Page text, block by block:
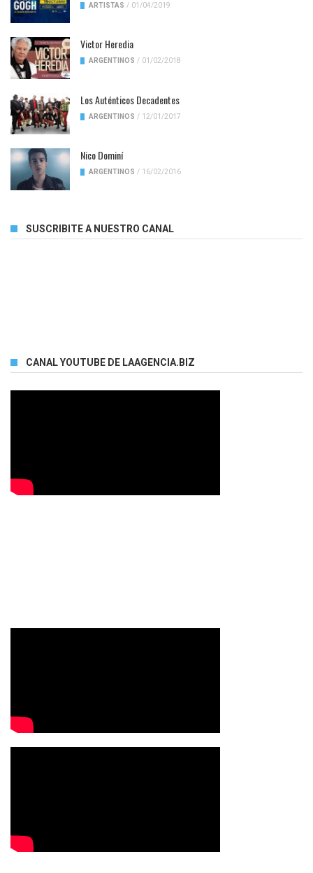
ARTISTAS / 01/04/2019
Victor Heredia
ARGENTINOS / 01/02/2018
Los Auténticos Decadentes
ARGENTINOS / 12/01/2017
Nico Dominí
ARGENTINOS / 16/02/2016
SUSCRIBITE A NUESTRO CANAL
CANAL YOUTUBE DE LAAGENCIA.BIZ